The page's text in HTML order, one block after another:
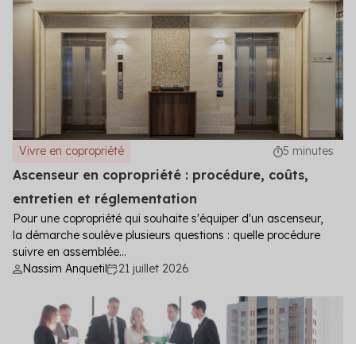
Vivre en copropriété 5 minutes
Ascenseur en copropriété : procédure, coûts,
entretien et réglementation
Pour une copropriété qui souhaite s'équiper d'un ascenseur,
la démarche soulève plusieurs questions : quelle procédure
suivre en assemblée...
Nassim Anquetil
21 juillet 2026